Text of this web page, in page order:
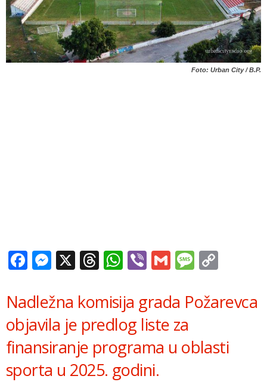
Foto: Urban City / B.P.
Facebook
Messenger
X Threads
WhatsApp
ViberGmail
Nadležna komisija grada Požarevca
objavila je predlog liste za
finansiranje programa u oblasti
sporta u 2025. godini.